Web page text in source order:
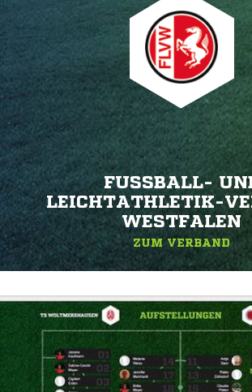
FUSSBALL- UND
EICHTATHLETIK-
ESTFALEN
ZUM VERBAND